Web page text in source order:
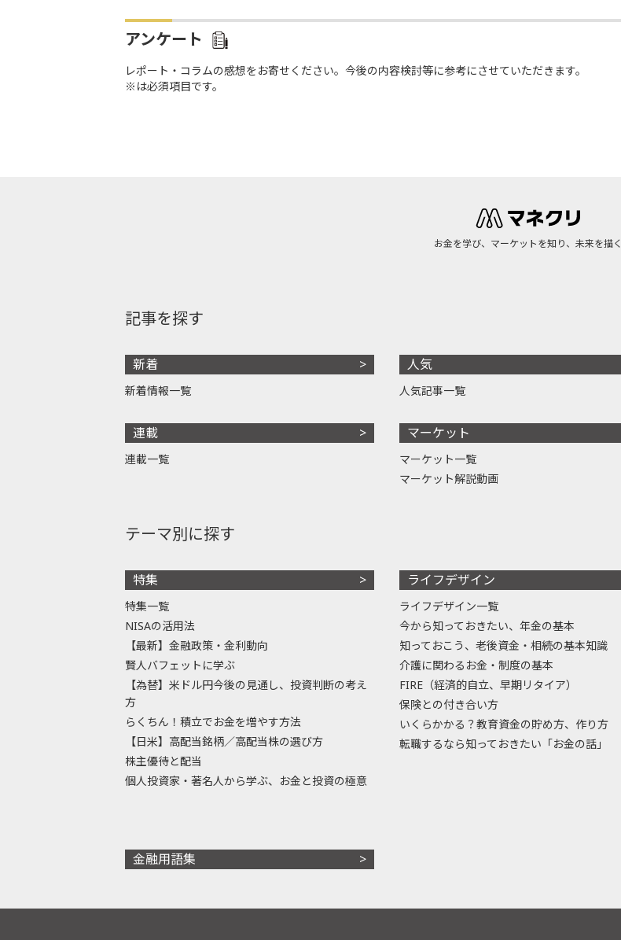
アンケート
レポート・コラムの感想をお寄せください。今後の内容検討等に参考にさせていただきます。
※は必須項目です。
お金を学び、マーケットを知り、未来を描く
記事を探す
新着
新着情報一覧
連載
連載一覧
人気
人気記事一覧
マーケット
マーケット一覧
マーケット解説動画
テーマ別に探す
特集
特集一覧
NISAの活用法
【最新】金融政策・金利動向
賢人バフェットに学ぶ
【為替】米ドル円今後の見通し、投資判断の考え
方
らくちん！積立でお金を増やす方法
【日米】高配当銘柄／高配当株の選び方
株主優待と配当
個人投資家・著名人から学ぶ、お金と投資の極意
ライフデザイン
ライフデザイン一覧
今から知っておきたい、年金の基本
知っておこう、老後資金・相続の基本知識
介護に関わるお金・制度の基本
FIRE（経済的自立、早期リタイア）
保険との付き合い方
いくらかかる？教育資金の貯め方、作り方
転職するなら知っておきたい「お金の話」
金融用語集